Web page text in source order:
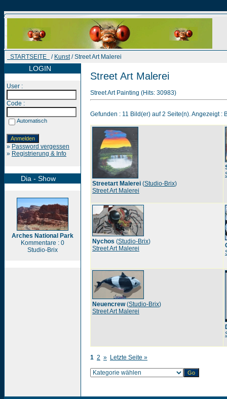
STARTSEITE / Kunst/ Street Art Malerei
LOGIN
User :
Code :
Automatisch
» Password vergessen
» Registrierung & Info
Dia - Show
Arches National Park
Kommentare : 0
Studio-Brix
Street Art Malerei
Street Art Painting (Hits: 30983)
Gefunden : 11 Bild(er) auf 2 Seite(n). Angezeigt :
Streetart Malerei (Studio-Brix)
Street Art Malerei
Nychos (Studio-Brix)
Street Art Malerei
Neuencrew(Studio-Brix)
Street Art Malerei
1 2 » Letzte Seite »